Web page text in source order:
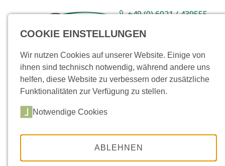
+49 (0) 6021 / 439555-
Sortiment Neuware Aktionsartikel
COOKIE EINSTELLUNGEN
Wir nutzen Cookies auf unserer Website. Einige von
ihnen sind technisch notwendig, während andere uns
helfen, diese Website zu verbessern oder zusätzliche
Funktionalitäten zur Verfügung zu stellen.
Notwendige Cookies
ABLEHNEN